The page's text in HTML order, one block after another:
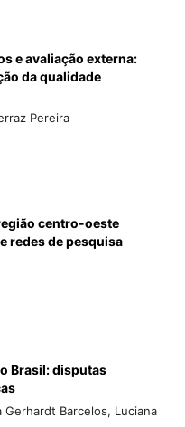
e avaliação externa:
da qualidade
Pereira
centro-oeste
redes de pesquisa
Brasil: disputas
Gerhardt Barcelos, Luciana